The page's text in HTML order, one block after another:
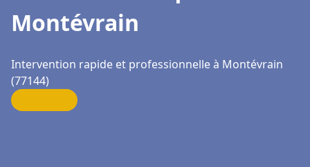
Montévrain
Intervention rapide et professionnelle à Montévrain
(77144)